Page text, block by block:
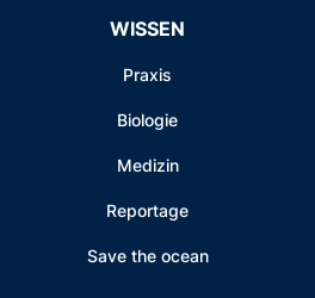
WISSEN
Praxis
Biologie
Medizin
Reportage
Save the ocean